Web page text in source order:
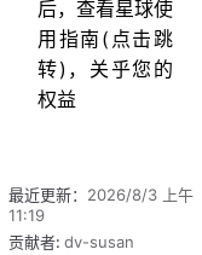
后，查看星球使
用指南(点击跳
转)，关乎您的
权益
最近更新： 2026/8/3 上午
11:19
贡献者: dv-susan